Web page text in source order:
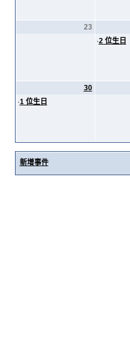
23
·2 位生日
30
·1 位生日
新增事件